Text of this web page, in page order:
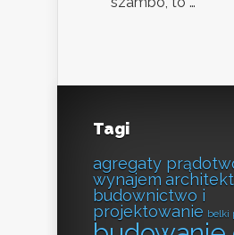
Tagi
agregaty
wynajem
budownictwo i
projektowanie belki